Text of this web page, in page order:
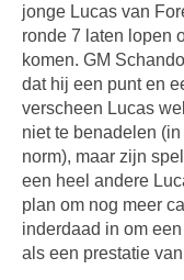
jonge Lucas van
ronde 7 laten lopen
komen. GM
dat hij een punt en
verscheen Lucas
niet te benadelen
norm), maar zijn
een heel andere
plan om nog meer
inderdaad in om
als een prestatie